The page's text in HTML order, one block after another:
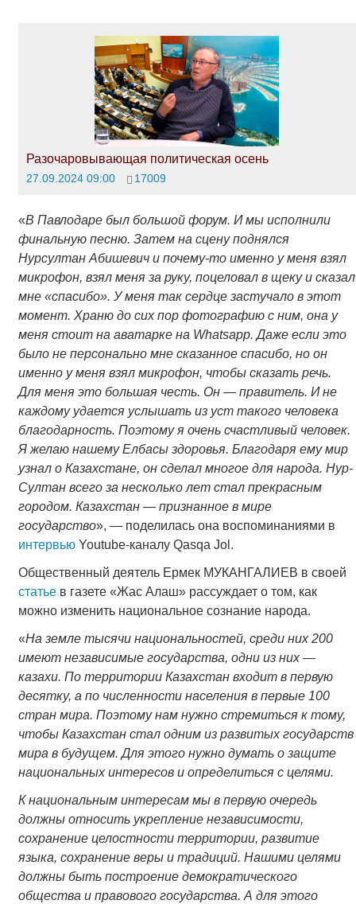
Разочаровывающая политическая осень
27.09.2024 09:00 17009
«В Павлодаре был большой форум. И мы исполнили
финальную песню. Затем на сцену поднялся
Нурсултан Абишевич и почему-то именно у меня взял
микрофон, взял меня за руку, поцеловал в щеку и сказал
мне «спасибо». У меня так сердце застучало в этот
момент. Храню до сих пор фотографию с ним, она у
меня стоит на аватарке на Whatsapp. Даже если это
было не персонально мне сказанное спасибо, но он
именно у меня взял микрофон, чтобы сказать речь.
Для меня это большая честь. Он — правитель. И не
каждому удается услышать из уст такого человека
благодарность. Поэтому я очень счастливый человек.
Я желаю нашему Елбасы здоровья. Благодаря ему мир
узнал о Казахстане, он сделал многое для народа. Нур-
Султан всего за несколько лет стал прекрасным
городом. Казахстан — признанное в мире
государство», — поделилась она воспоминаниями в
интервьюYoutube-каналу Qasqa Jol.
Общественный деятель Ермек МУКАНГАЛИЕВ в своей
статьев газете «Жас Алаш» рассуждает о том, как
можно изменить национальное сознание народа.
«На земле тысячи национальностей, среди них 200
имеют независимые государства, одни из них —
казахи. По территории Казахстан входит в первую
десятку, а по численности населения в первые 100
стран мира. Поэтому нам нужно стремиться к тому,
чтобы Казахстан стал одним из развитых государств
мира в будущем. Для этого нужно думать о защите
национальных интересов и определиться с целями.
К национальным интересам мы в первую очередь
должны относить укрепление независимости,
сохранение целостности территории, развитие
языка, сохранение веры и традиций. Нашими целями
должны быть построение демократического
общества и правового государства. А для этого